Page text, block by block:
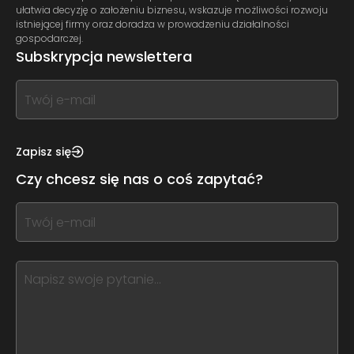
ułatwia decyzję o założeniu biznesu, wskazuje możliwości rozwoju
istniejącej firmy oraz doradza w prowadzeniu działalności
gospodarczej.
Subskrypcja newslettera
If
you
this,
this
form
field
blank
Zapisz się
Czy chcesz się nas o coś zapytać?
If
you
this,
leave